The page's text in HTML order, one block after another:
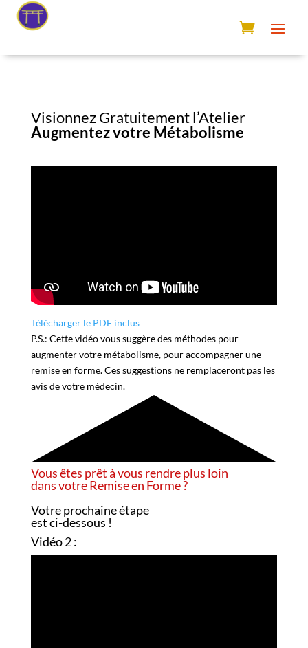
Visionnez Gratuitement l’Atelier
Augmentez votre Métabolisme
Télécharger le PDF inclus
P.S.: Cette vidéo vous suggère des méthodes pour
augmenter votre métabolisme, pour accompagner une
remise en forme. Ces suggestions ne remplaceront pas les
avis de votre médecin.
Vous êtes prêt à vous rendre plus loin
dans votre Remise en Forme ?
Votre prochaine étape
est ci-dessous !
Vidéo 2 :